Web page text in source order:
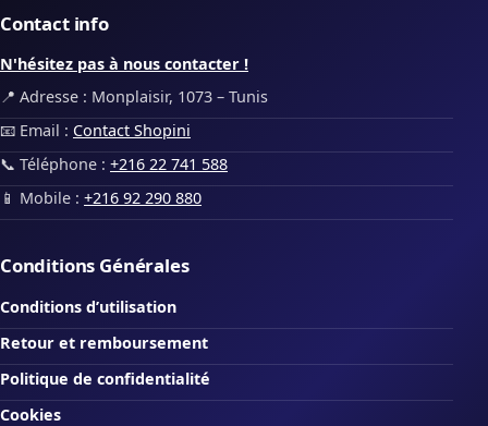
Contact info
N'hésitez pas à nous contacter !
📍 Adresse : Monplaisir, 1073 – Tunis
📧 Email : Contact Shopini
📞 Téléphone : +216 22 741 588
📱 Mobile : +216 92 290 880
Conditions Générales
Conditions d’utilisation
Retour et remboursement
Politique de confidentialité
Cookies